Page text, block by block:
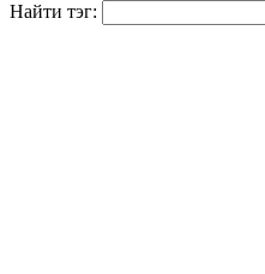
Найти тэг: